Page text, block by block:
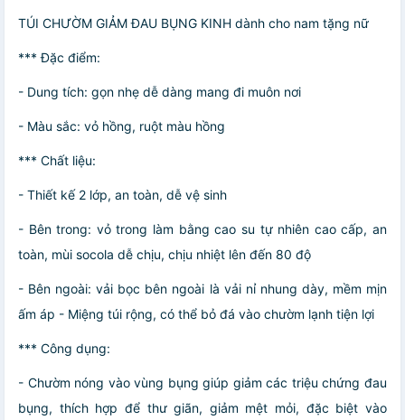
TÚI CHƯỜM GIẢM ĐAU BỤNG KINH dành cho nam tặng nữ
*** Đặc điểm:
- Dung tích: gọn nhẹ dễ dàng mang đi muôn nơi
- Màu sắc: vỏ hồng, ruột màu hồng
*** Chất liệu:
- Thiết kế 2 lớp, an toàn, dễ vệ sinh
- Bên trong: vỏ trong làm bằng cao su tự nhiên cao cấp, an
toàn, mùi socola dễ chịu, chịu nhiệt lên đến 80 độ
- Bên ngoài: vải bọc bên ngoài là vải nỉ nhung dày, mềm mịn
ấm áp - Miệng túi rộng, có thể bỏ đá vào chườm lạnh tiện lợi
*** Công dụng:
- Chườm nóng vào vùng bụng giúp giảm các triệu chứng đau
bụng, thích hợp để thư giãn, giảm mệt mỏi, đặc biệt vào